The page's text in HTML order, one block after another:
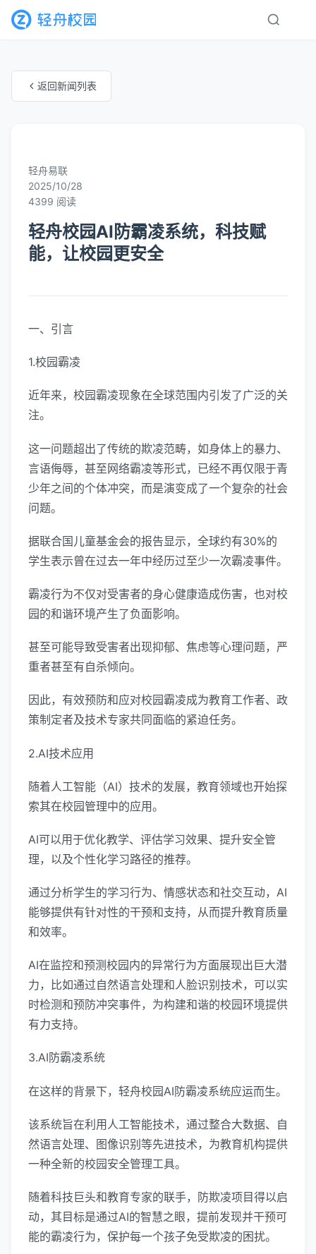
返回新闻列表
轻舟易联
2025/10/28
4399 阅读
轻舟校园AI防霸凌系统，科技赋
能，让校园更安全
一、引言
1.校园霸凌
近年来，校园霸凌现象在全球范围内引发了广泛的关
注。
这一问题超出了传统的欺凌范畴，如身体上的暴力、
言语侮辱，甚至网络霸凌等形式，已经不再仅限于青
少年之间的个体冲突，而是演变成了一个复杂的社会
问题。
据联合国儿童基金会的报告显示，全球约有30%的
学生表示曾在过去一年中经历过至少一次霸凌事件。
霸凌行为不仅对受害者的身心健康造成伤害，也对校
园的和谐环境产生了负面影响。
甚至可能导致受害者出现抑郁、焦虑等心理问题，严
重者甚至有自杀倾向。
因此，有效预防和应对校园霸凌成为教育工作者、政
策制定者及技术专家共同面临的紧迫任务。
2.AI技术应用
随着人工智能（AI）技术的发展，教育领域也开始探
索其在校园管理中的应用。
AI可以用于优化教学、评估学习效果、提升安全管
理，以及个性化学习路径的推荐。
通过分析学生的学习行为、情感状态和社交互动，AI
能够提供有针对性的干预和支持，从而提升教育质量
和效率。
AI在监控和预测校园内的异常行为方面展现出巨大潜
力，比如通过自然语言处理和人脸识别技术，可以实
时检测和预防冲突事件，为构建和谐的校园环境提供
有力支持。
3.AI防霸凌系统
在这样的背景下，轻舟校园AI防霸凌系统应运而生。
该系统旨在利用人工智能技术，通过整合大数据、自
然语言处理、图像识别等先进技术，为教育机构提供
一种全新的校园安全管理工具。
随着科技巨头和教育专家的联手，防欺凌项目得以启
动，其目标是通过AI的智慧之眼，提前发现并干预可
能的霸凌行为，保护每一个孩子免受欺凌的困扰。